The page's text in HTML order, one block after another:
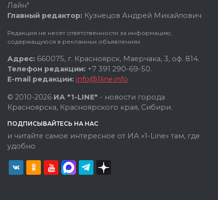
Лайн"
Главный редактор: Кузнецов Андрей Михайлович
Редакция не несет ответственности за информацию,
содержащуюся в рекламных объявлениях.
Адрес: 660075, г. Красноярск, Маерчака, 3, оф. 814.
Телефон редакции: +7 391 290-69-50.
E-mail редакции: info@1line.info
© 2010-2026 ИА "1-LINE" - новости города
Красноярска, Красноярского края, Сибири.
ПОДПИСЫВАЙТЕСЬ НА НАС
и читайте самое интересное от ИА «1-Line» там, где
удобно